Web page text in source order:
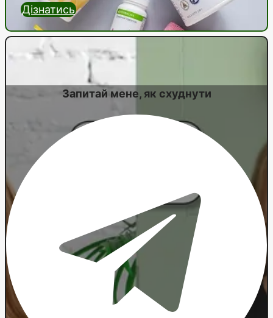
Дізнатись
Запитай мене, як схуднути